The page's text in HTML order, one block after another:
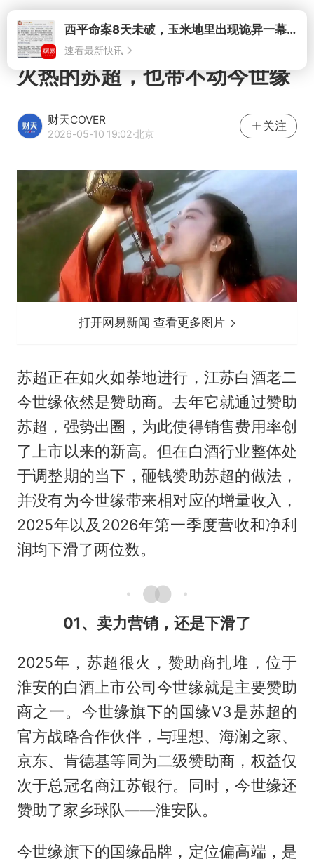
打开西平命案8天未破，玉米地里出现诡异一幕，我突然想起了欧金中
速看最新快讯
火热的苏超，也带不动今世缘
财天COVER
2026-05-10 19:02·北京
关注
打开网易新闻 查看更多图片
苏超正在如火如荼地进行，江苏白酒老二
今世缘依然是赞助商。去年它就通过赞助
苏超，强势出圈，为此使得销售费用率创
了上市以来的新高。但在白酒行业整体处
于调整期的当下，砸钱赞助苏超的做法，
并没有为今世缘带来相对应的增量收入，
2025年以及2026年第一季度营收和净利
润均下滑了两位数。
01、卖力营销，还是下滑了
2025年，苏超很火，赞助商扎堆，位于
淮安的白酒上市公司今世缘就是主要赞助
商之一。今世缘旗下的国缘V3是苏超的
官方战略合作伙伴，与理想、海澜之家、
京东、肯德基等同为二级赞助商，权益仅
次于总冠名商江苏银行。同时，今世缘还
赞助了家乡球队——淮安队。
今世缘旗下的国缘品牌，定位偏高端，是